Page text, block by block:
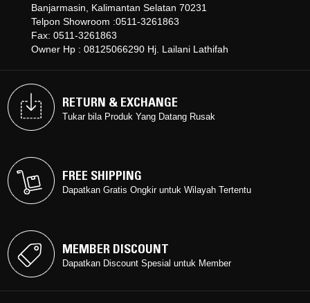
Banjarmasin, Kalimantan Selatan 70231
Telpon Showroom :0511-3261863
Fax: 0511-3261863
Owner Hp : 08125066290 Hj. Lailani Lathifah
RETURN & EXCHANGE
Tukar bila Produk Yang Datang Rusak
RETURN & EXCHANGE
Tukar bila Produk Yang Datang Rusak
FREE SHIPPING
Dapatkan Gratis Ongkir untuk Wilayah Tertentu
Dapatkan Gratis Ongkir untuk Wilayah Tertentu
MEMBER DISCOUNT
Dapatkan Discount Spesial untuk Member
MEMBER DISCOUNT
Dapatkan Discount Spesial untuk Member